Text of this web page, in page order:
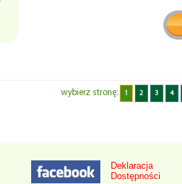
wybierz stronę: 1 2 3 4
Deklaracja
Dostępności